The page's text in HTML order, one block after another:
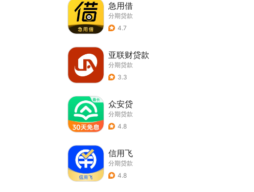
急用借
分期贷款
4.7
亚联财贷款
分期贷款
3.3
众安贷
分期贷款
4.8
信用飞
分期贷款
4.8